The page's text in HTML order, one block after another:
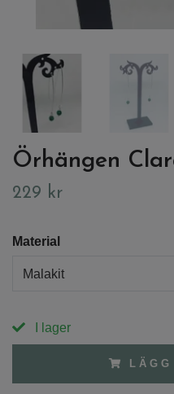
Örhängen
229 kr
Material
Malakit
I lager